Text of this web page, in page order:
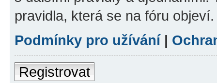
pravidla, která se na fóru objeví.
Podmínky pro užívání|
Registrovat